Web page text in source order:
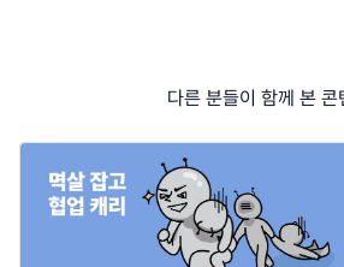
다른 분들이 함께 본 콘